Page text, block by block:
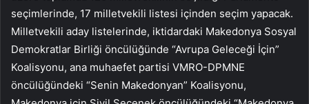
seçimlerinde, 17 milletvekili listesi içinden seçim yapacak.
Milletvekili aday listelerinde, iktidardaki Makedonya Sosyal
Demokratlar Birliği öncülüğünde “Avrupa Geleceği İçin”
Koalisyonu, ana muhaefet partisi VMRO-DPMNE
öncülüğündeki “Senin Makedonyan” Koalisyonu,